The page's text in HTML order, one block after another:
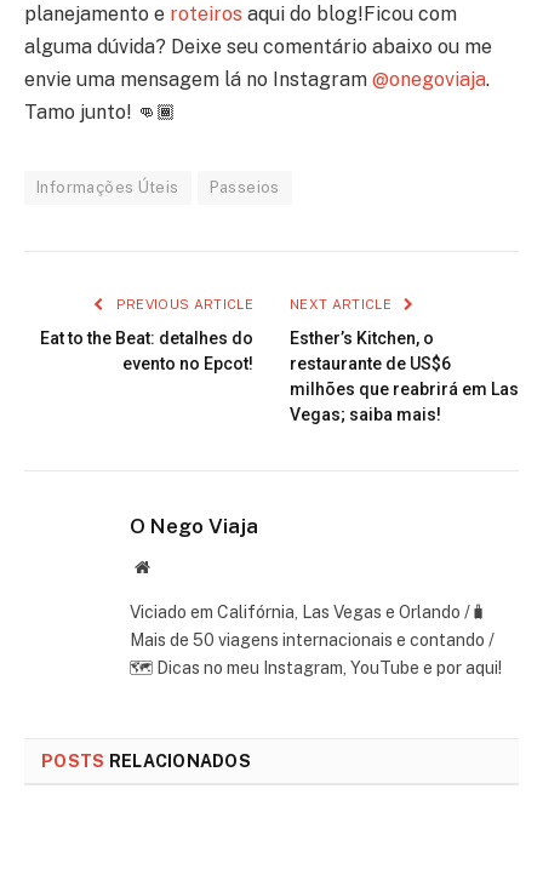
planejamento e roteiros aqui do blog!Ficou com
alguma dúvida? Deixe seu comentário abaixo ou me
envie uma mensagem lá no Instagram @onegoviaja.
Tamo junto! 👊🏾
Informações Úteis Passeios
PREVIOUS ARTICLE
Eat to the Beat: detalhes do
evento no Epcot!
NEXT ARTICLE
Esther’s Kitchen, o
restaurante de US$6
milhões que reabrirá em Las
Vegas; saiba mais!
O Nego Viaja
Website
Viciado em Califórnia, Las Vegas e Orlando /🧳
Mais de 50 viagens internacionais e contando /
🗺 Dicas no meu Instagram, YouTube e por aqui!
POSTS RELACIONADOS